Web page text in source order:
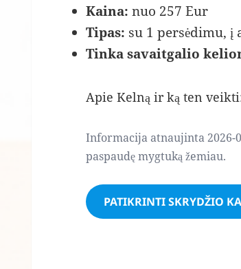
Kaina: nuo 257 Eur
Tipas: su 1 persėdimu, į
Tinka savaitgalio
Apie Kelną ir ką ten
Informacija atnaujinta 2026-
paspaudę mygtuką žemiau.
PATIKRINTI SKRYDŽIO